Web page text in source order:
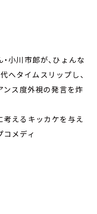
小川市郎が、ひょんな
へタイムスリップし、
ンス度外視の発言を炸
考えるキッカケを与え
メディ